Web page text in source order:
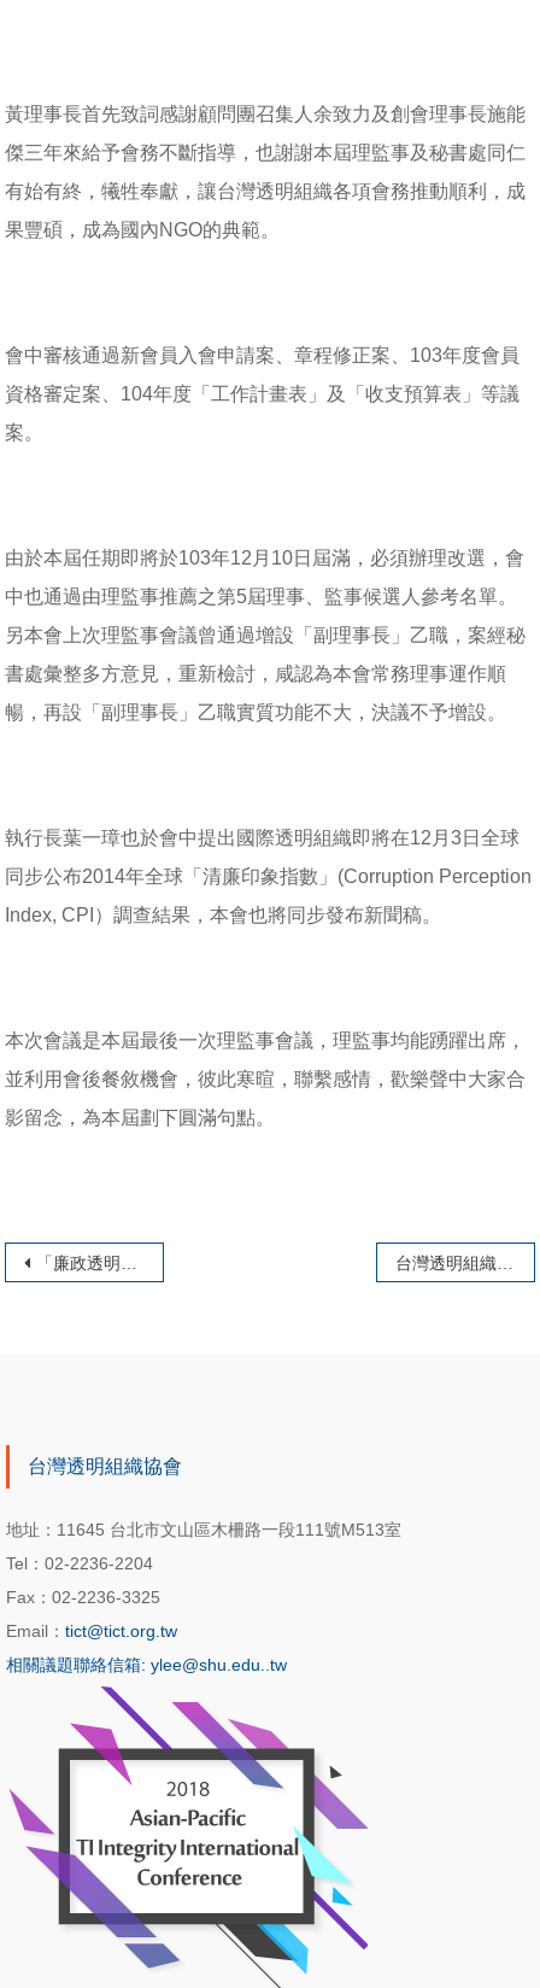
黃理事長首先致詞感謝顧問團召集人余致力及創會理事長施能
傑三年來給予會務不斷指導，也謝謝本屆理監事及秘書處同仁
有始有終，犧牲奉獻，讓台灣透明組織各項會務推動順利，成
果豐碩，成為國內NGO的典範。
會中審核通過新會員入會申請案、章程修正案、103年度會員
資格審定案、104年度「工作計畫表」及「收支預算表」等議
案。
由於本屆任期即將於103年12月10日屆滿，必須辦理改選，會
中也通過由理監事推薦之第5屆理事、監事候選人參考名單。
另本會上次理監事會議曾通過增設「副理事長」乙職，案經秘
書處彙整多方意見，重新檢討，咸認為本會常務理事運作順
暢，再設「副理事長」乙職實質功能不大，決議不予增設。
執行長葉一璋也於會中提出國際透明組織即將在12月3日全球
同步公布2014年全球「清廉印象指數」(Corruption Perception
Index, CPI）調查結果，本會也將同步發布新聞稿。
本次會議是本屆最後一次理監事會議，理監事均能踴躍出席，
並利用會後餐敘機會，彼此寒暄，聯繫感情，歡樂聲中大家合
影留念，為本屆劃下圓滿句點。
文章導覽
「廉政透明論壇」落實治水預算、透明管理 台灣透明組織公佈2014年 全球清廉印象指數(CPI)新聞稿
台灣透明組織協會
地址：11645 台北市文山區木柵路一段111號M513室
Tel：02-2236-2204
Fax：02-2236-3325
Email： tict@tict.org.tw
相關議題聯絡信箱: ylee@shu.edu..tw